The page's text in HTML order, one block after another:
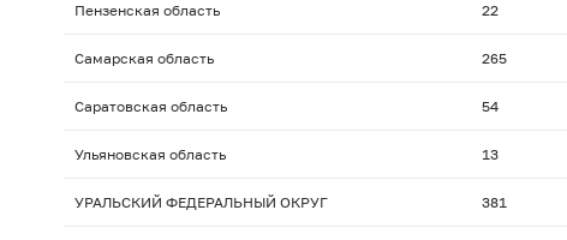
Пензенская область 22
Самарская область 265
Саратовская область 54
Ульяновская область 13
УРАЛЬСКИЙ ФЕДЕРАЛЬНЫЙ ОКРУГ 381